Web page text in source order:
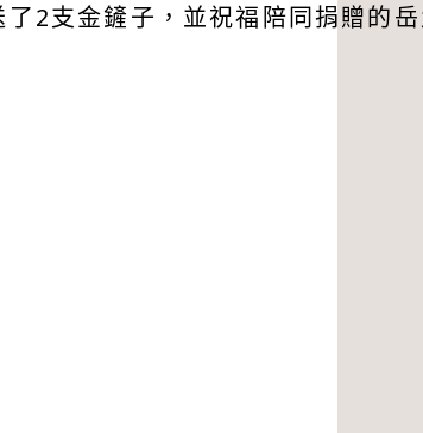
2支金鏟子，並祝福陪同捐贈的